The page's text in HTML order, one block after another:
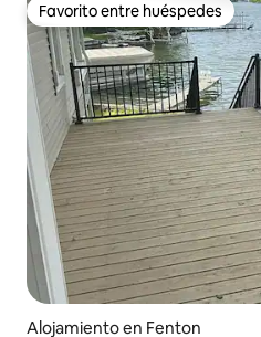
Favorito entre huéspedes
Favorito entre huéspedes
Alojamiento en Fenton